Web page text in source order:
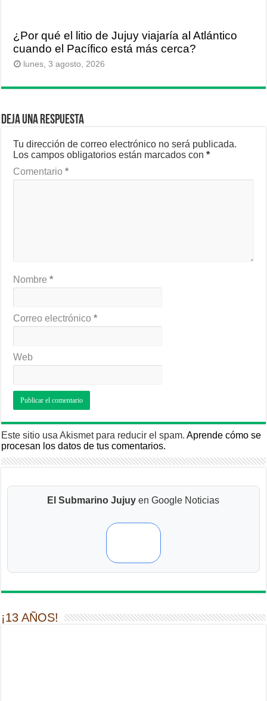
¿Por qué el litio de Jujuy viajaría al Atlántico
cuando el Pacífico está más cerca?
lunes, 3 agosto, 2026
Deja una respuesta
Tu dirección de correo electrónico no será publicada.
Los campos obligatorios están marcados con*
Comentario*
Nombre*
Correo electrónico*
Web
Este sitio usa Akismet para reducir el spam.Aprende cómo se
procesan los datos de tus comentarios.
El Submarino Jujuy en Google Noticias
¡13 AÑOS!